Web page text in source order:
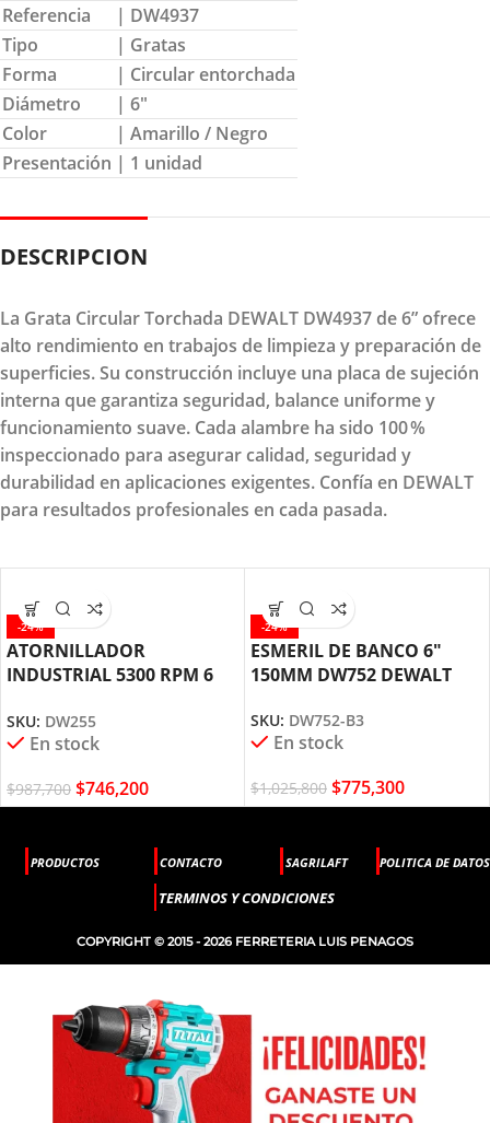
Referencia
| DW4937
Tipo
| Gratas
Forma
| Circular entorchada
Diámetro
| 6″
Color
| Amarillo / Negro
Presentación | 1 unidad
DESCRIPCION
La Grata Circular Torchada DEWALT DW4937 de 6” ofrece
alto rendimiento en trabajos de limpieza y preparación de
superficies. Su construcción incluye una placa de sujeción
interna que garantiza seguridad, balance uniforme y
funcionamiento suave. Cada alambre ha sido 100 %
inspeccionado para asegurar calidad, seguridad y
durabilidad en aplicaciones exigentes. Confía en DEWALT
para resultados profesionales en cada pasada.
-24%
ATORNILLADOR
INDUSTRIAL 5300 RPM 6
SKU: DW255
En stock
$987,700 $746,200
-24%
ESMERIL DE BANCO 6″
150MM DW752 DEWALT
SKU: DW752-B3
En stock
$1,025,800 $775,300
PRODUCTOS CONTACTO SAGRILAFT POLITICA DE DATOS
TERMINOS Y CONDICIONES
COPYRIGHT © 2015 - 2026 FERRETERIA LUIS PENAGOS